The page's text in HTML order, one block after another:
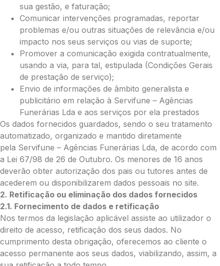
Contacto telefónico*
O seu email *
Mensagem a constar no cartão
Pedidos/Informações adicionais
Total:
0.00
€
Enviar Flores (Paypal)
sua gestão, e faturação;
Comunicar intervenções programadas, reportar
problemas e/ou outras situações de relevância e/ou
impacto nos seus serviços ou vias de suporte;
Promover a comunicação exigida contratualmente,
usando a via, para tal, estipulada (Condições Gerais
de prestação de serviço);
Envio de informações de âmbito generalista e
publicitário em relação à Servifune – Agências
Funerárias Lda e aos serviços por ela prestados
Os dados fornecidos guardados, sendo o seu tratamento
automatizado, organizado e mantido diretamente
pela Servifune – Agências Funerárias Lda, de acordo com
a Lei 67/98 de 26 de Outubro. Os menores de 16 anos
deverão obter autorização dos pais ou tutores antes de
acederem ou disponibilizarem dados pessoais no site.
2. Retificação ou eliminação dos dados fornecidos
2.1. Fornecimento de dados e retificação
Nos termos da legislação aplicável assiste ao utilizador o
direito de acesso, retificação dos seus dados. No
cumprimento desta obrigação, oferecemos ao cliente o
acesso permanente aos seus dados, viabilizando, assim, a